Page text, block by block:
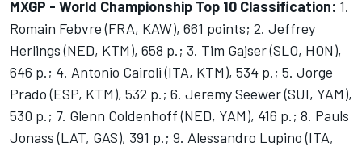
MXGP - World Championship Top 10 Classification: 1.
Romain Febvre (FRA, KAW), 661 points; 2. Jeffrey
Herlings (NED, KTM), 658 p.; 3. Tim Gajser (SLO, HON),
646 p.; 4. Antonio Cairoli (ITA, KTM), 534 p.; 5. Jorge
Prado (ESP, KTM), 532 p.; 6. Jeremy Seewer (SUI, YAM),
530 p.; 7. Glenn Coldenhoff (NED, YAM), 416 p.; 8. Pauls
Jonass (LAT, GAS), 391 p.; 9. Alessandro Lupino (ITA,